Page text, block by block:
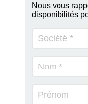
Nous vous
disponibilités